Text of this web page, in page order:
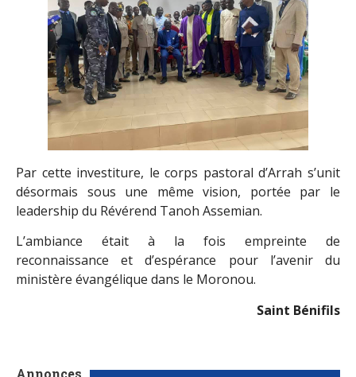
Annonces
Par cette investiture, le corps pastoral d’Arrah s’unit
désormais sous une même vision, portée par le
leadership du Révérend Tanoh Assemian.
L’ambiance était à la fois empreinte de
reconnaissance et d’espérance pour l’avenir du
ministère évangélique dans le Moronou.
Saint Bénifils